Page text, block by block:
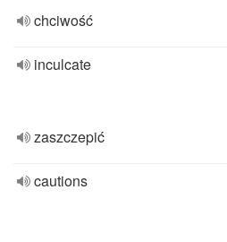
chciwość
inculcate
zaszczepić
cautions